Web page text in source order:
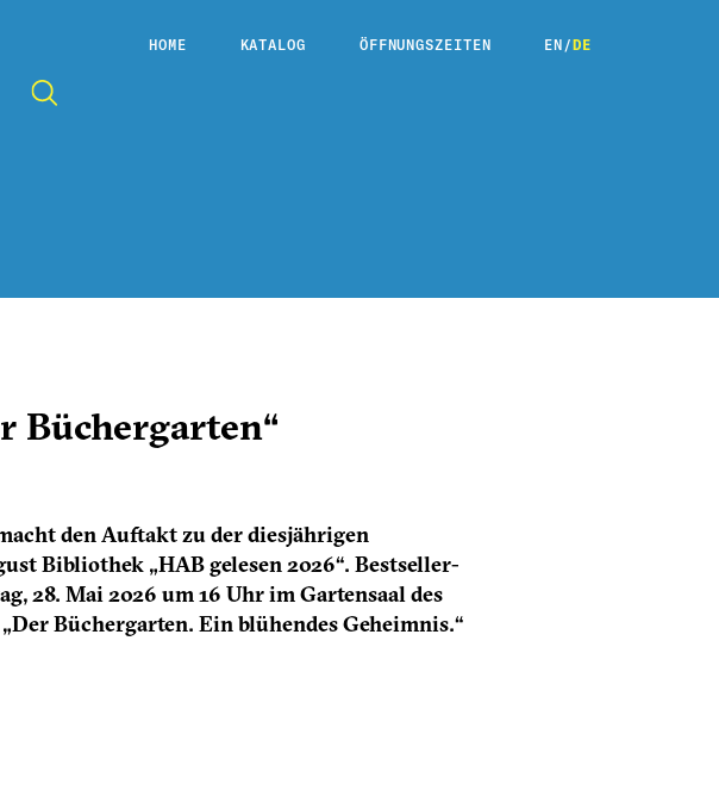
HOME KATALOG ÖFFNUNGSZEITEN EN /DE
Büchergarten“
den Auftakt zu der diesjährigen
Bibliothek „HAB gelesen 2026“. Bestseller-
28. Mai 2026 um 16 Uhr im Gartensaal des
Büchergarten. Ein blühendes Geheimnis.“